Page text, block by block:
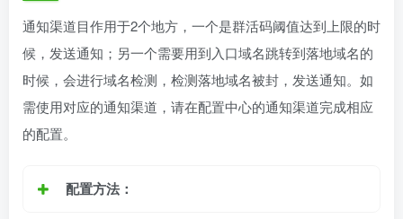
通知渠道目作用于2个地方，一个是群活码阈值达到上限的时
候，发送通知；另一个需要用到入口域名跳转到落地域名的
时候，会进行域名检测，检测落地域名被封，发送通知。如
需使用对应的通知渠道，请在配置中心的通知渠道完成相应
的配置。
配置方法：